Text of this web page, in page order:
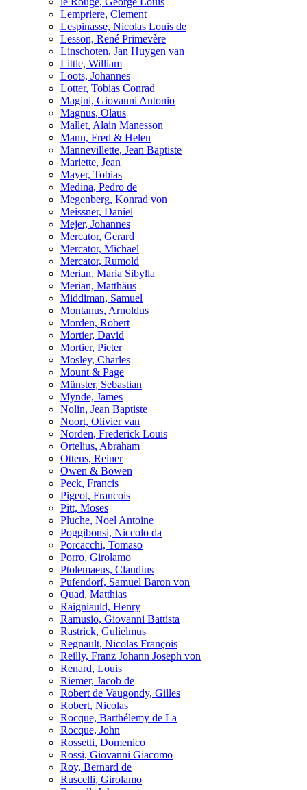
Lempriere, Clement
Lespinasse, Nicolas Louis de
Lesson, René Primevère
Linschoten, Jan Huygen van
Little, William
Loots, Johannes
Lotter, Tobias Conrad
Magini, Giovanni Antonio
Magnus, Olaus
Mallet, Alain Manesson
Mann, Fred & Helen
Mannevillette, Jean Baptiste
Mariette, Jean
Mayer, Tobias
Medina, Pedro de
Megenberg, Konrad von
Meissner, Daniel
Mejer, Johannes
Mercator, Gerard
Mercator, Michael
Mercator, Rumold
Merian, Maria Sibylla
Merian, Matthäus
Middiman, Samuel
Montanus, Arnoldus
Morden, Robert
Mortier, David
Mortier, Pieter
Mosley, Charles
Mount & Page
Münster, Sebastian
Mynde, James
Nolin, Jean Baptiste
Noort, Olivier van
Norden, Frederick Louis
Ortelius, Abraham
Ottens, Reiner
Owen & Bowen
Peck, Francis
Pigeot, Francois
Pitt, Moses
Pluche, Noel Antoine
Poggibonsi, Niccolo da
Porcacchi, Tomaso
Porro, Girolamo
Ptolemaeus, Claudius
Pufendorf, Samuel Baron von
Quad, Matthias
Raigniauld, Henry
Ramusio, Giovanni Battista
Rastrick, Gulielmus
Regnault, Nicolas François
Reilly, Franz Johann Joseph von
Renard, Louis
Riemer, Jacob de
Robert de Vaugondy, Gilles
Robert, Nicolas
Rocque, Barthélemy de La
Rocque, John
Rossetti, Domenico
Rossi, Giovanni Giacomo
Roy, Bernard de
Ruscelli, Girolamo